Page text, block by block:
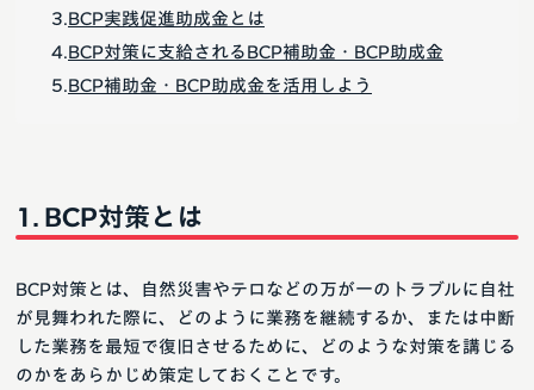
BCP実践促進助成金とは
BCP対策に支給されるBCP補助金・BCP助成金
BCP補助金・BCP助成金を活用しよう
BCP対策とは
BCP対策とは、自然災害やテロなどの万が一のトラブルに自社
が見舞われた際に、どのように業務を継続するか、または中断
した業務を最短で復旧させるために、どのような対策を講じる
のかをあらかじめ策定しておくことです。